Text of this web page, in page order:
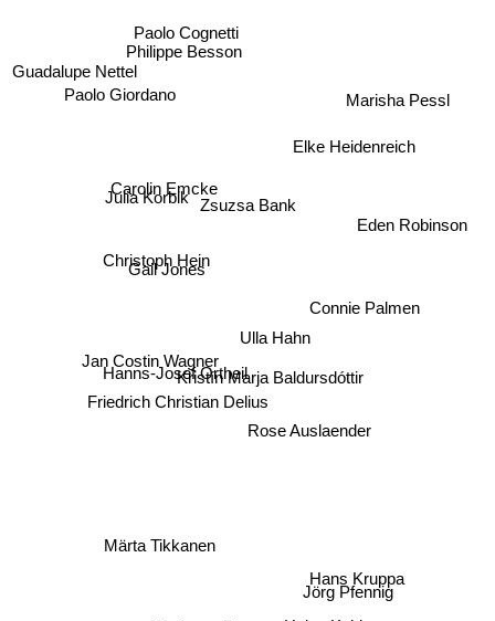
Zsuzsa Bank
Kristín Marja Baldursdóttir
Ulla Hahn
Carolin Emcke
Gail Jones
Hanns-Josef Ortheil
Friedrich Christian Delius
Philippe Besson
Julia Korbik
Jan Costin Wagner
Christoph Hein
Elke Heidenreich
Paolo Giordano
Connie Palmen
Marisha Pessl
Eden Robinson
Guadalupe Nettel
Märta Tikkanen
Jörg Pfennig
Hans Kruppa